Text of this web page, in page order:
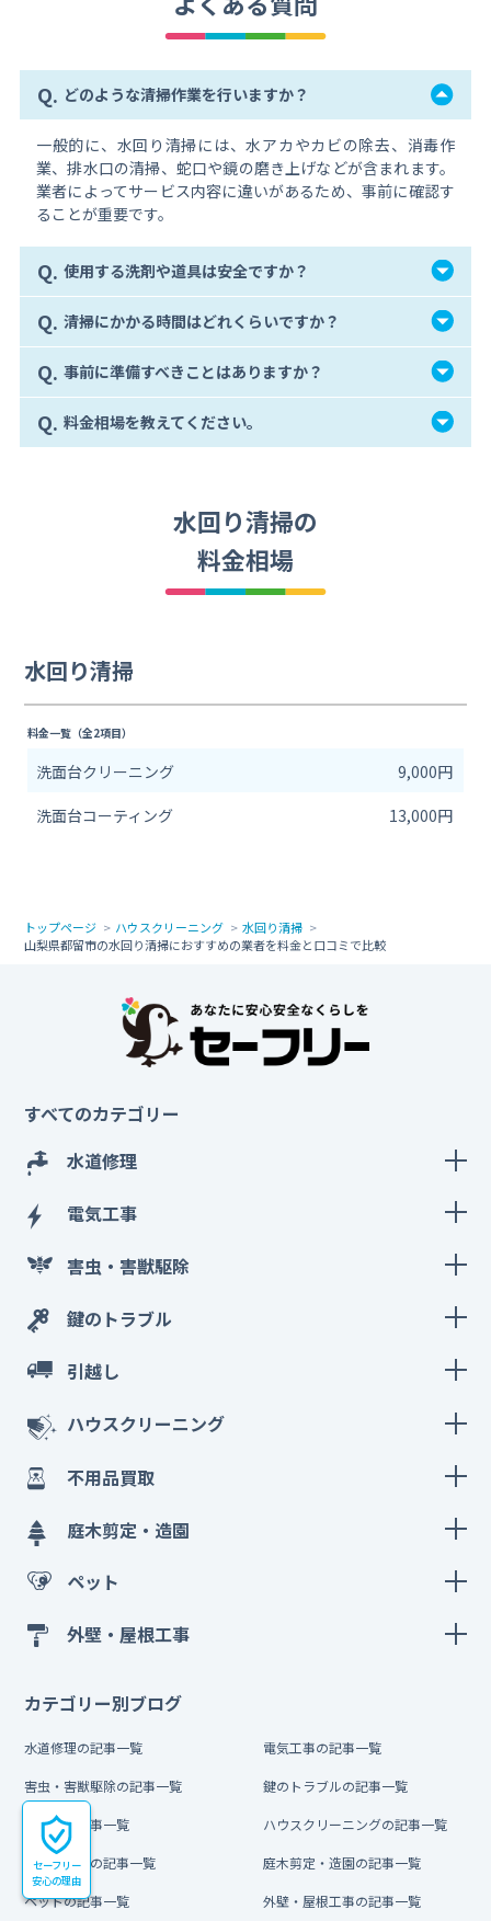
Q. どのような清掃作業を行いますか？
一般的に、水回り清掃には、水アカやカビの除去、消毒作
業、排水口の清掃、蛇口や鏡の磨き上げなどが含まれます。
業者によってサービス内容に違いがあるため、事前に確認す
ることが重要です。
Q. 使用する洗剤や道具は安全ですか？
Q. 清掃にかかる時間はどれくらいですか？
Q. 事前に準備すべきことはありますか？
Q. 料金相場を教えてください。
水回り清掃の
料金相場
水回り清掃
料金一覧（全2項目）
洗面台クリーニング
9,000円
洗面台コーティング
13,000円
トップページ ハウスクリーニング
水回り清掃
山梨県都留市の水回り清掃におすすめの業者を料金と口コミで比較
セーフリー
安心の理由
すべてのカテゴリー
水道修理
電気工事
害虫・害獣駆除
鍵のトラブル
引越し
ハウスクリーニング
不用品買取
庭木剪定・造園
ペット
外壁・屋根工事
カテゴリー別ブログ
水道修理の記事一覧 電気工事の記事一覧
害虫・害獣駆除の記事一覧 鍵のトラブルの記事一覧
引越しの記事一覧 ハウスクリーニングの記事一覧
不用品買取の記事一覧 庭木剪定・造園の記事一覧
ペットの記事一覧 外壁・屋根工事の記事一覧